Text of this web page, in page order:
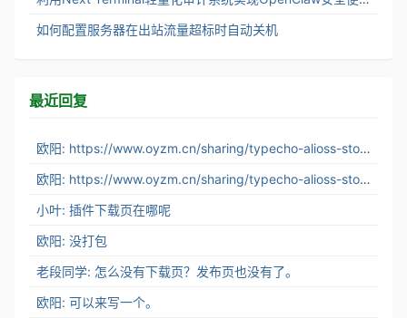
如何配置服务器在出站流量超标时自动关机
最近回复
欧阳: https://www.oyzm.cn/sharing/typecho-alioss-stor...
欧阳: https://www.oyzm.cn/sharing/typecho-alioss-stor...
小叶: 插件下载页在哪呢
欧阳: 没打包
老段同学: 怎么没有下载页？发布页也没有了。
欧阳: 可以来写一个。